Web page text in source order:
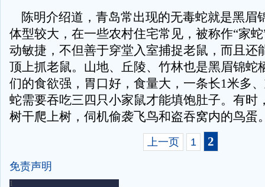
陈明介绍道，青岛常出现的无毒蛇就是黑眉
体型较大，在一些农村住宅常见，被称作“家
动敏捷，不但善于穿堂入室捕捉老鼠，而且还
顶上抓老鼠。山地、丘陵、竹林也是黑眉锦蛇
们的食欲强，胃口好，食量大，一条长1米多
蛇需要吞吃三四只小家鼠才能填饱肚子。有时
树干爬上树，伺机偷袭飞鸟和盗吞窝内的鸟蛋
上一页 1 2
免责声明